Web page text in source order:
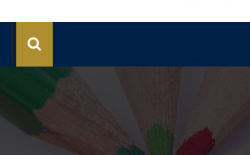
عن الكلية